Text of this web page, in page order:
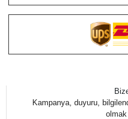
Kampanya, duyuru,
olmak